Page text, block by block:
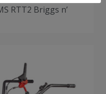
RTT2 Briggs n’